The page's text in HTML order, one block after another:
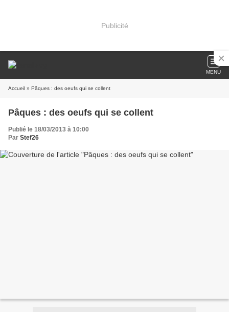
Publicité
MENU
Accueil » Pâques : des oeufs qui se collent
Pâques : des oeufs qui se collent
Publié le 18/03/2013 à 10:00
Par Stef26